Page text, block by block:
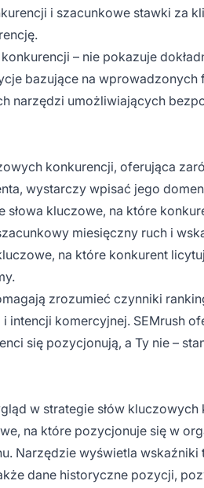
i szacunkowe stawki za
– nie pokazuje
bazujące na wprowadzonych
narzędzi umożliwiających
konkurencji, oferująca
wystarczy wpisać jego
kluczowe, na które
miesięczny ruch i
na które konkurent
zrozumieć czynniki
intencji komercyjnej. SEMrush
się pozycjonują, a Ty nie –
w strategie słów
na które pozycjonuje się w
Narzędzie wyświetla
dane historyczne pozycji,